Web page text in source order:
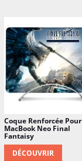
Coque Renforcée Pour
MacBook Neo Final
Fantaisy
DÉCOUVRIR